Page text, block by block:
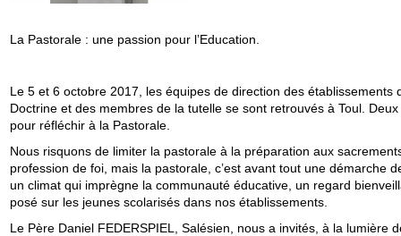
La Pastorale : une passion pour l’Education.
Le 5 et 6 octobre 2017, les équipes de direction des établissements
Doctrine et des membres de la tutelle se sont retrouvés à Toul.
pour réfléchir à la Pastorale.
Nous risquons de limiter la pastorale à la préparation aux
profession de foi, mais la pastorale, c’est avant tout une démarche
un climat qui imprègne la communauté éducative, un regard
posé sur les jeunes scolarisés dans nos établissements.
Le Père Daniel FEDERSPIEL, Salésien, nous a invités, à la lumière